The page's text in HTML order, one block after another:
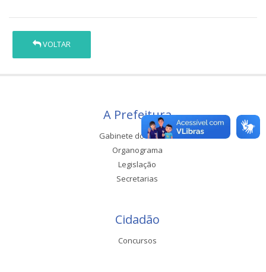
VOLTAR
A Prefeitura
Gabinete do Prefeito
Organograma
Legislação
Secretarias
Cidadão
Concursos